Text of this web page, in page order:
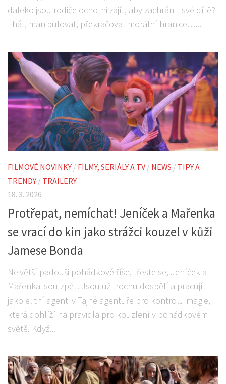
daleko jsou rodiče ochotni zajít, aby zachránili své dítě?
Lhát, manipulovat, překračovat morální hranice…...
FILMOVÉ NOVINKY / FILMY, SERIÁLY A TV / NEWS / TIPY A
TRENDY / TRAILERY
18. 3. 2026
Protřepat, nemíchat! Jeníček a Mařenka
se vrací do kin jako strážci kouzel v kůži
Jamese Bonda
Největší padouši pohádkové říše, třeste se, Jeníček a
Mařenka jsou zpět! Jsou už trochu dospělí a pracují
jako elitní agenti v Tajné agentuře pro kontrolu magie,
která dohlíží na pravidla pro kouzlení v pohádkovém
světě. Když...